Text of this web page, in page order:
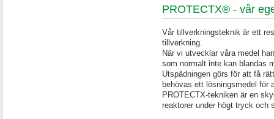
PROTECTX® - vår
Vår tillverkningsteknik är ett
tillverkning.
När vi utvecklar våra medel
som normalt inte kan blandas
Utspädningen görs för att få
behövas ett lösningsmedel för
PROTECTX-tekniken är en
reaktorer under högt tryck och